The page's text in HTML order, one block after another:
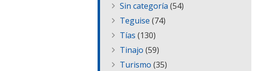
Sin categoría (54)
Teguise (74)
Tías (130)
Tinajo (59)
Turismo (35)